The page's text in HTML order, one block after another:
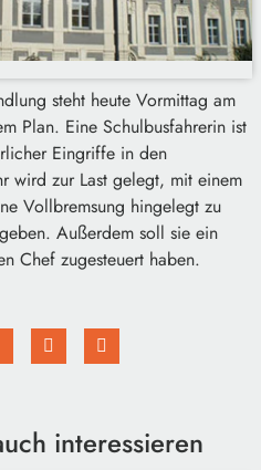
steht heute Vormittag am
Plan. Eine Schulbusfahrerin ist
Eingriffe in den
wird zur Last gelegt, mit einem
Vollbremsung hingelegt zu
Außerdem soll sie ein
Chef zugesteuert haben.
interessieren